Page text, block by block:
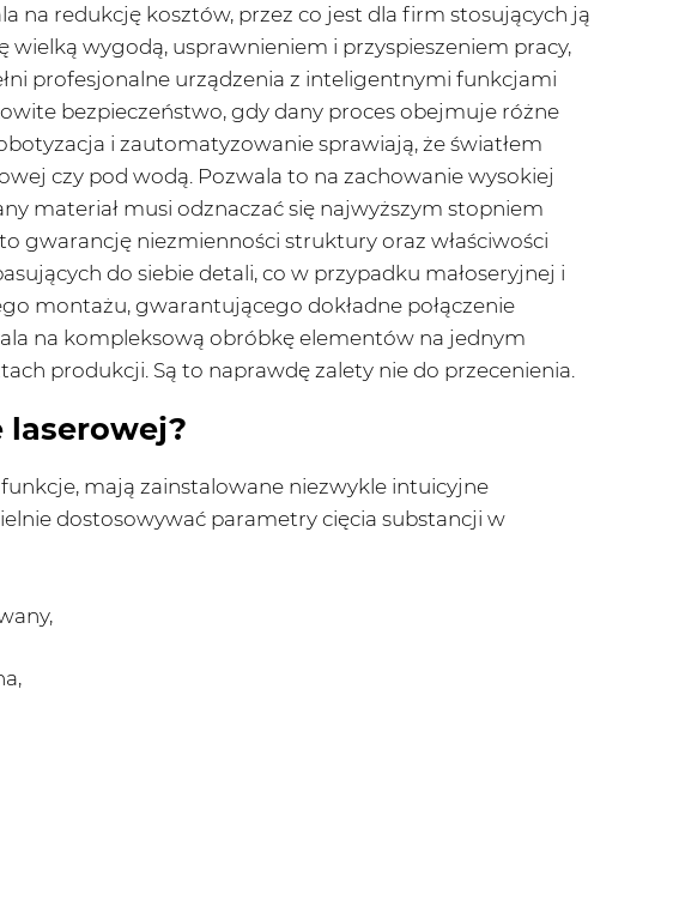
na redukcję kosztów, przez co jest dla firm stosujących ją
wygodą, usprawnieniem i przyspieszeniem pracy,
profesjonalne urządzenia z inteligentnymi funkcjami
bezpieczeństwo, gdy dany proces obejmuje różne
i zautomatyzowanie sprawiają, że światłem
czy pod wodą. Pozwala to na zachowanie wysokiej
materiał musi odznaczać się najwyższym stopniem
gwarancję niezmienności struktury oraz właściwości
do siebie detali, co w przypadku małoseryjnej i
montażu, gwarantującego dokładne połączenie
na kompleksową obróbkę elementów na jednym
produkcji. Są to naprawdę zalety nie do przecenienia.
laserowej?
mają zainstalowane niezwykle intuicyjne
dostosowywać parametry cięcia substancji w